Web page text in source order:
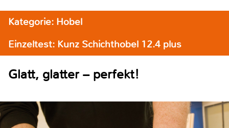
Kategorie: Hobel
Einzeltest: Kunz Schichthobel 12.4 plus
Glatt, glatter – perfekt!